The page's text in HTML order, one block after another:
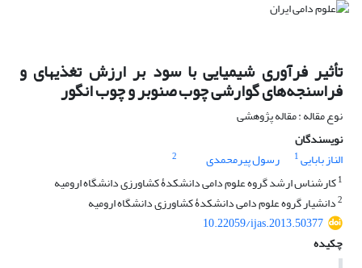
تأثیر فرآوری شیمیایی با سود بر ارزش تغذیه‏ای و
فراسنجه‌های گوارشی چوب صنوبر و چوب انگور
نوع مقاله : مقاله پژوهشی
نویسندگان
الناز بابایی1 رسول پیرمحمدی
2
1کارشناس ارشد گروه علوم دامی دانشکدۀ کشاورزی دانشگاه ارومیه
2دانشیار گروه علوم دامی دانشکدۀ کشاورزی دانشگاه ارومیه
10.22059/ijas.2013.50377
چکیده